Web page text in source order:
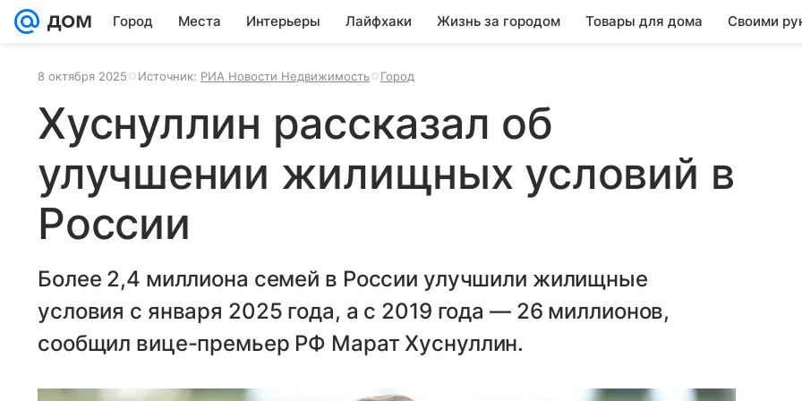
Город Места Интерьеры Лайфхаки Жизнь за городом Товары для дома Своими
8 октября 2025 Источник: РИА Новости Недвижимость Город
Хуснуллин рассказал об
улучшении жилищных условий в
России
Более 2,4 миллиона семей в России улучшили жилищные
условия с января 2025 года, а с 2019 года — 26 миллионов,
сообщил вице-премьер РФ Марат Хуснуллин.